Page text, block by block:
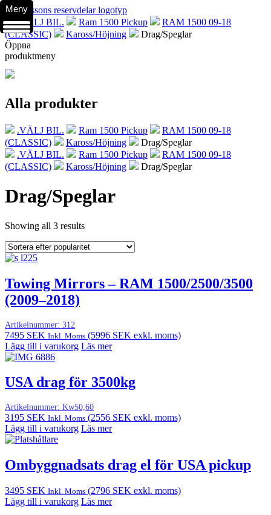
.VÄLJ BIL. Ram 1500 Pickup
RAM 1500 09-18
(CLASSIC)
Kaross/Höjning
Drag/Speglar
Öppna
produktmeny
Alla produkter
.VÄLJ BIL. Ram 1500 Pickup
RAM 1500 09-18
(CLASSIC)
Kaross/Höjning
Drag/Speglar
.VÄLJ BIL.
Ram 1500 Pickup
RAM 1500 09-18
(CLASSIC)
Kaross/Höjning Drag/Speglar
Drag/Speglar
Showing all 3 results
Towing Mirrors – RAM 1500/2500/3500
(2009–2018)
Artikelnummer: 312
7495 SEK Inkl. Moms (5996 SEK exkl. moms)
Lägg till i varukorg Läs mer
USA drag för 3500kg
Artikelnummer: Kw50,60
3195 SEK Inkl. Moms (2556 SEK exkl. moms)
Lägg till i varukorg Läs mer
Ombyggnadsats drag el för USA pickup
3495 SEK Inkl. Moms (2796 SEK exkl. moms)
Lägg till i varukorg Läs mer
Meny